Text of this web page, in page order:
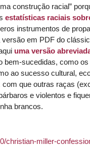
construção racial”
estatísticas raciais
instrumentos de
versão em PDFdo
uma versão
bem-sucedidas, como
ao sucesso cultural,
que outras raças
e violentos e
brancos.
christian-miller-